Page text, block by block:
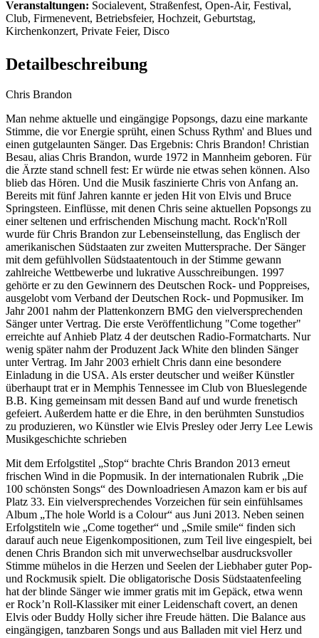
Veranstaltungen: Socialevent, Straßenfest, Open-Air, Festival,
Club, Firmenevent, Betriebsfeier, Hochzeit, Geburtstag,
Kirchenkonzert, Private Feier, Disco
Detailbeschreibung
Chris Brandon
Man nehme aktuelle und eingängige Popsongs, dazu eine markante
Stimme, die vor Energie sprüht, einen Schuss Rythm' and Blues und
einen gutgelaunten Sänger. Das Ergebnis: Chris Brandon! Christian
Besau, alias Chris Brandon, wurde 1972 in Mannheim geboren. Für
die Ärzte stand schnell fest: Er würde nie etwas sehen können. Also
blieb das Hören. Und die Musik faszinierte Chris von Anfang an.
Bereits mit fünf Jahren kannte er jeden Hit von Elvis und Bruce
Springsteen. Einflüsse, mit denen Chris seine aktuellen Popsongs zu
einer seltenen und erfrischenden Mischung macht. Rock'n'Roll
wurde für Chris Brandon zur Lebenseinstellung, das Englisch der
amerikanischen Südstaaten zur zweiten Muttersprache. Der Sänger
mit dem gefühlvollen Südstaatentouch in der Stimme gewann
zahlreiche Wettbewerbe und lukrative Ausschreibungen. 1997
gehörte er zu den Gewinnern des Deutschen Rock- und Poppreises,
ausgelobt vom Verband der Deutschen Rock- und Popmusiker. Im
Jahr 2001 nahm der Plattenkonzern BMG den vielversprechenden
Sänger unter Vertrag. Die erste Veröffentlichung "Come together"
erreichte auf Anhieb Platz 4 der deutschen Radio-Formatcharts. Nur
wenig später nahm der Produzent Jack White den blinden Sänger
unter Vertrag. Im Jahr 2003 erhielt Chris dann eine besondere
Einladung in die USA. Als erster deutscher und weißer Künstler
überhaupt trat er in Memphis Tennessee im Club von Blueslegende
B.B. King gemeinsam mit dessen Band auf und wurde frenetisch
gefeiert. Außerdem hatte er die Ehre, in den berühmten Sunstudios
zu produzieren, wo Künstler wie Elvis Presley oder Jerry Lee Lewis
Musikgeschichte schrieben
Mit dem Erfolgstitel „Stop“ brachte Chris Brandon 2013 erneut
frischen Wind in die Popmusik. In der internationalen Rubrik „Die
100 schönsten Songs“ des Downloadriesen Amazon kam er bis auf
Platz 33. Ein vielversprechendes Vorzeichen für sein einfühlsames
Album „The hole World is a Colour“ aus Juni 2013. Neben seinen
Erfolgstiteln wie „Come together“ und „Smile smile“ finden sich
darauf auch neue Eigenkompositionen, zum Teil live eingespielt, bei
denen Chris Brandon sich mit unverwechselbar ausdrucksvoller
Stimme mühelos in die Herzen und Seelen der Liebhaber guter Pop-
und Rockmusik spielt. Die obligatorische Dosis Südstaatenfeeling
hat der blinde Sänger wie immer gratis mit im Gepäck, etwa wenn
er Rock’n Roll-Klassiker mit einer Leidenschaft covert, an denen
Elvis oder Buddy Holly sicher ihre Freude hätten. Die Balance aus
eingängigen, tanzbaren Songs und aus Balladen mit viel Herz und